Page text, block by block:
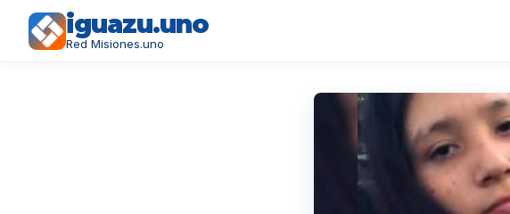
iguazu.uno
Red Misiones.uno